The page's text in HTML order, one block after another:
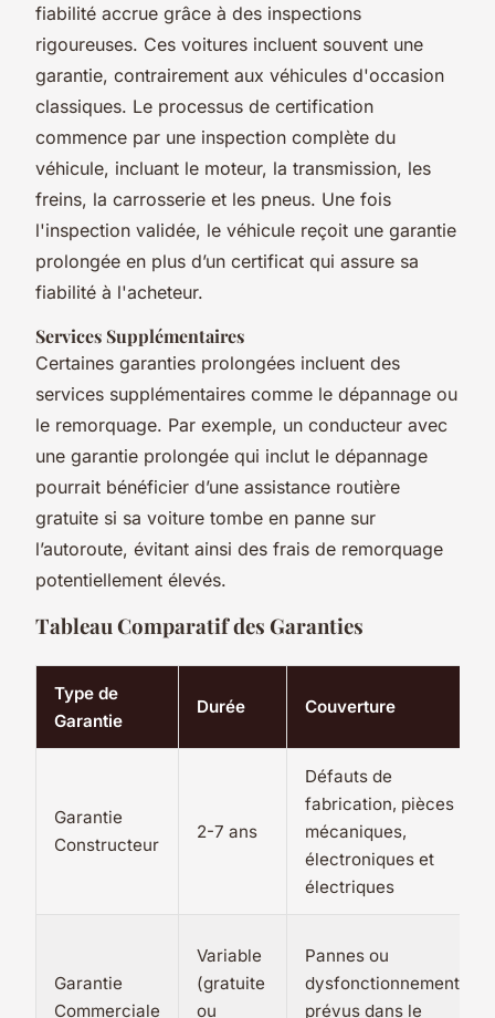
fiabilité accrue grâce à des inspections
rigoureuses. Ces voitures incluent souvent une
garantie, contrairement aux véhicules d'occasion
classiques. Le processus de certification
commence par une inspection complète du
véhicule, incluant le moteur, la transmission, les
freins, la carrosserie et les pneus. Une fois
l'inspection validée, le véhicule reçoit une garantie
prolongée en plus d’un certificat qui assure sa
fiabilité à l'acheteur.
Services Supplémentaires
Certaines garanties prolongées incluent des
services supplémentaires comme le dépannage ou
le remorquage. Par exemple, un conducteur avec
une garantie prolongée qui inclut le dépannage
pourrait bénéficier d’une assistance routière
gratuite si sa voiture tombe en panne sur
l’autoroute, évitant ainsi des frais de remorquage
potentiellement élevés.
Tableau Comparatif des Garanties
Type de
Garantie
Durée Couverture
Garantie
Constructeur
2-7 ans
Défauts de
fabrication, pièces
mécaniques,
électroniques et
électriques
Garantie
Commerciale
Variable
(gratuite
ou
Pannes ou
dysfonctionnements
prévus dans le